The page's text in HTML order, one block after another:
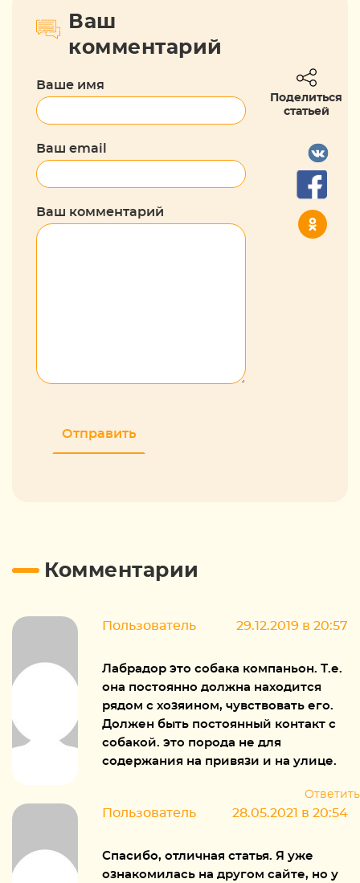
Ваш
комментарий
Ваше имя
Ваш email
Ваш комментарий
Поделиться
статьей
Комментарии
Пользователь 29.12.2019 в 20:57
Лабрадор это собака компаньон. Т.е.
она постоянно должна находится
рядом с хозяином, чувствовать его.
Должен быть постоянный контакт с
собакой. это порода не для
содержания на привязи и на улице.
Ответить
Пользователь 28.05.2021 в 20:54
Спасибо, отличная статья. Я уже
ознакомилась на другом сайте, но у